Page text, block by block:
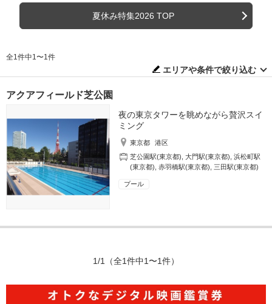
夏休み特集2026 TOP
全1件中1〜1件
エリアや条件で絞り込む
アクアフィールド芝公園
夜の東京タワーを眺めながら贅沢スイ
ミング
東京都
港区
芝公園駅(東京都) ,大門駅(東京都) ,浜松町駅
(東京都) ,赤羽橋駅(東京都) 三田駅(東京都)
プール
1/1 （全1件中1〜1件）